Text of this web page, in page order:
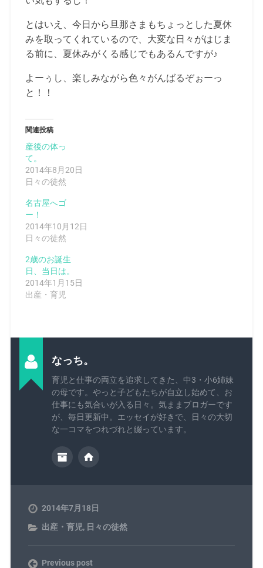
とはいえ、今日から旦那さまもちょっとした夏休
みを取ってくれているので、大変な日々がはじま
る前に、夏休みがくる感じでもあるんですが♪
よーぅし、楽しみながら色々がんばるぞぉーっ
と！！
関連投稿
産後の体っ
て。
2014年8月20日
日々の徒然
名古屋へゴ
ー！
2014年10月12日
日々の徒然
2歳のお誕生
日、当日は。
2014年1月15日
出産・育児
なっち。
育児と仕事の両立を追求してきた、中3・小6姉妹
の母です。やっと子どもたちが自立し始めて、お
仕事にも気合いが入る日々。気ままブロガーです
が、毎日更新中。エッセイが好きで、日々の大切
な一コマをつれづれと綴っています。
2014年7月18日
出産・育児, 日々の徒然
Previous post